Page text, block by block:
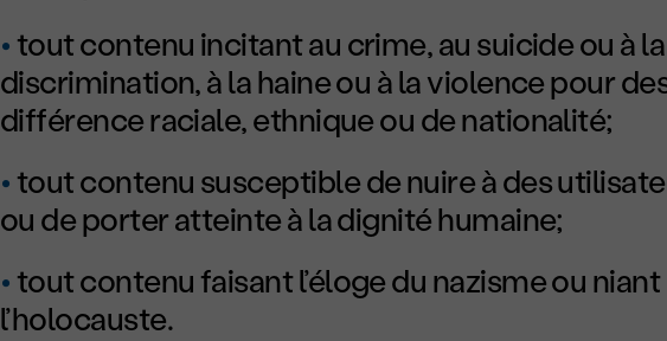
tout contenu incitant au crime, au suicide ou à la
discrimination, à la haine ou à la violence pour
différence raciale, ethnique ou de nationalité;
tout contenu susceptible de nuire à des
ou de porter atteinte à la dignité humaine;
tout contenu faisant l’éloge du nazisme ou niant
l’holocauste.